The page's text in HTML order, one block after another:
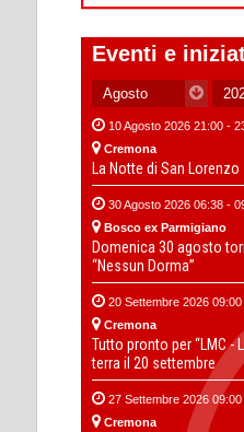
Eventi e
10 Agosto 2026 21:00 -
Cremona
La Notte di San Lorenzo
30 Agosto 2026 06:38 -
Bosco ex Parmigiano
Domenica 30 agosto
“Nessun Dorma”
20 Settembre 2026
Cremona
Tutto pronto per “LMC -
terra il 20 settembre
27 Settembre 2026
Cremona